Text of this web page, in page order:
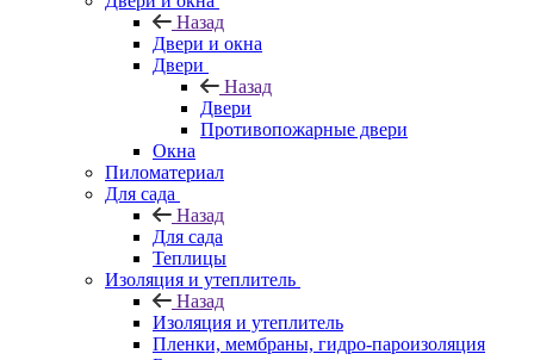
Назад
Двери и окна
Двери
Назад
Двери
Противопожарные двери
Окна
Пиломатериал
Для сада
Назад
Для сада
Теплицы
Изоляция и утеплитель
Назад
Изоляция и утеплитель
Пленки, мембраны, гидро-пароизоляция